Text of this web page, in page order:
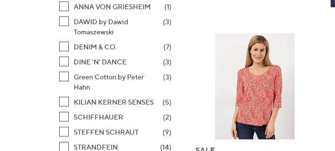
ANNA VON GRIESHEIM
(1)
DAWID by Dawid
Tomaszewski
(3)
DENIM & CO.
(7)
DINE 'N' DANCE
(3)
Green Cotton by Peter
Hahn
(3)
KILIAN KERNER SENSES
(5)
SCHIFFHAUER
(2)
STEFFEN SCHRAUT
(9)
STRANDFEIN
(14)